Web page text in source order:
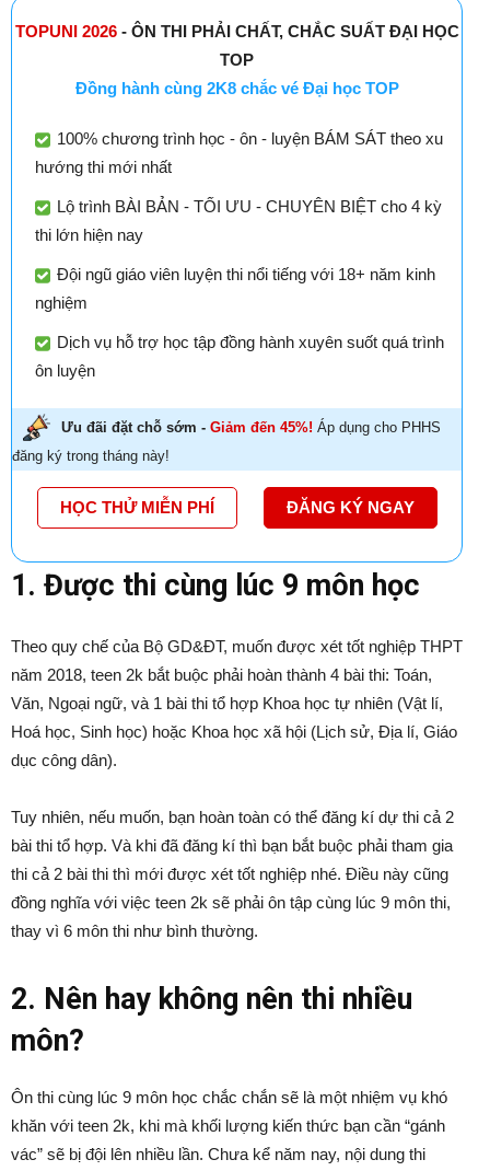
TOPUNI 2026- ÔN THI PHẢI CHẤT, CHẮC SUẤT ĐẠI HỌC
TOP
Đồng hành cùng 2K8 chắc vé Đại học TOP
100% chương trình học - ôn - luyện BÁM SÁT theo xu
hướng thi mới nhất
Lộ trình BÀI BẢN - TỐI ƯU - CHUYÊN BIỆT cho 4 kỳ
thi lớn hiện nay
Đội ngũ giáo viên luyện thi nổi tiếng với 18+ năm kinh
nghiệm
Dịch vụ hỗ trợ học tập đồng hành xuyên suốt quá trình
ôn luyện
Ưu đãi đặt chỗ sớm - Giảm đến 45%! Áp dụng cho PHHS
đăng ký trong tháng này!
HỌC THỬ MIỄN PHÍ ĐĂNG KÝ NGAY
1. Được thi cùng lúc 9 môn học
Theo quy chế của Bộ GD&ĐT, muốn được xét tốt nghiệp THPT
năm 2018, teen 2k bắt buộc phải hoàn thành 4 bài thi: Toán,
Văn, Ngoại ngữ, và 1 bài thi tổ hợp Khoa học tự nhiên (Vật lí,
Hoá học, Sinh học) hoặc Khoa học xã hội (Lịch sử, Địa lí, Giáo
dục công dân).
Tuy nhiên, nếu muốn, bạn hoàn toàn có thể đăng kí dự thi cả 2
bài thi tổ hợp. Và khi đã đăng kí thì bạn bắt buộc phải tham gia
thi cả 2 bài thi thì mới được xét tốt nghiệp nhé. Điều này cũng
đồng nghĩa với việc teen 2k sẽ phải ôn tập cùng lúc 9 môn thi,
thay vì 6 môn thi như bình thường.
2. Nên hay không nên thi nhiều
môn?
Ôn thi cùng lúc 9 môn học chắc chắn sẽ là một nhiệm vụ khó
khăn với teen 2k, khi mà khối lượng kiến thức bạn cần “gánh
vác” sẽ bị đội lên nhiều lần. Chưa kể năm nay, nội dung thi